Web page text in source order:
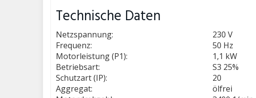
Technische Daten
Netzspannung:
230 V
Frequenz:
50 Hz
Motorleistung (P1):
1,1 kW
Betriebsart:
S3 25%
Schutzart (IP):
20
Aggregat:
ölfrei